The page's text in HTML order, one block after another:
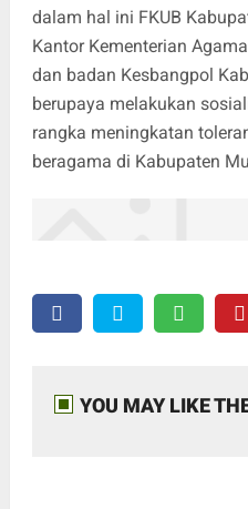
dalam hal ini FKUB
Kantor Kementerian
dan badan Kesbangpol
berupaya melakukan
rangka meningkatan
beragama di Kabupaten
YOU MAY LIKE